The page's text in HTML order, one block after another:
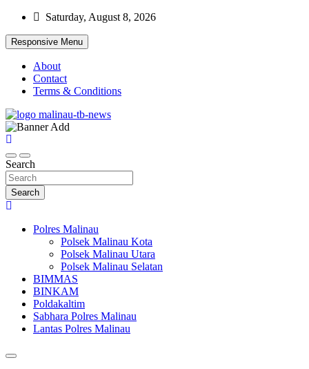
Skip
content
Saturday, August 8, 2026
Responsive Menu
About
Contact
Terms & Conditions
Pelangiresmalinau.com
Beranda Warta Bhayangkara
Search
Search
Polres Malinau
Polsek Malinau Kota
Polsek Malinau Utara
Polsek Malinau Selatan
BIMMAS
BINKAM
Poldakaltim
Sabhara Polres Malinau
Lantas Polres Malinau